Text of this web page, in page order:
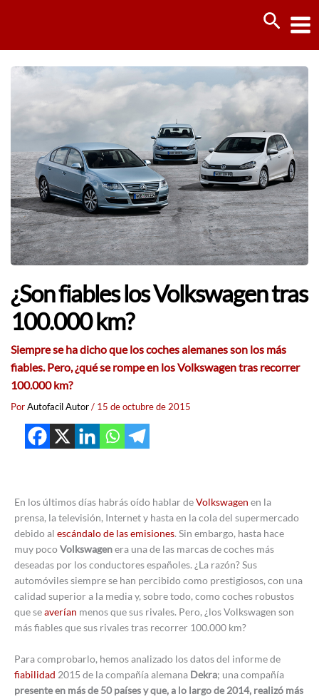
¿Son fiables los Volkswagen tras
100.000 km?
Siempre se ha dicho que los coches alemanes son los más
fiables. Pero, ¿qué se rompe en los Volkswagen tras recorrer
100.000 km?
PorAutofacil Autor/ 15 de octubre de 2015
En los últimos días habrás oído hablar deVolkswagen en la
prensa, la televisión, Internet y hasta en la cola del supermercado
debido al escándalo de las emisiones. Sin embargo, hasta hace
muy pocoVolkswagenera una de las marcas de coches más
deseadas por los conductores españoles. ¿La razón? Sus
automóviles siempre se han percibido como prestigiosos, con una
calidad superior a la media y, sobre todo, como coches robustos
que seaverían menos que sus rivales. Pero, ¿los Volkswagen son
más fiables que sus rivales tras recorrer 100.000 km?
Para comprobarlo, hemos analizado los datos del informe de
fiabilidad 2015 de la compañía alemana Dekra; una compañía
presente en más de 50 países y que, a lo largo de 2014, realizó más